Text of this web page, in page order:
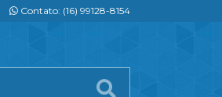
Contato: (16) 99128-8154